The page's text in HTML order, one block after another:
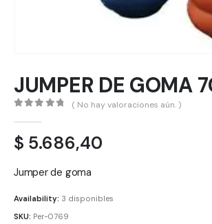
JUMPER DE GOMA
( No hay valoraciones aún. )
$ 5.686,40
Jumper de goma
Availability: 3 disponibles
SKU: Per-0769